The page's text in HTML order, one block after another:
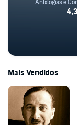
Mais Vendidos